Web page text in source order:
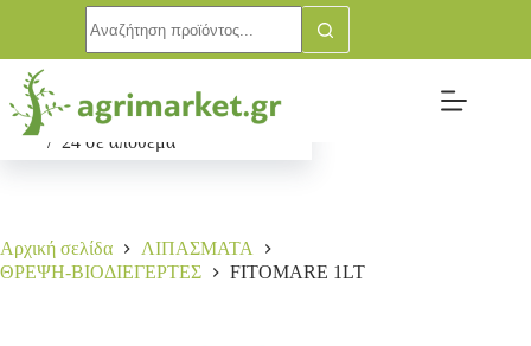
FITOMARE 1LT
20,00€
24 σε απόθεμα
Αγορά
Αρχική σελίδα
ΛΙΠΑΣΜΑΤΑ
ΘΡΕΨΗ-ΒΙΟΔΙΕΓΕΡΤΕΣ
FITOMARE 1LT